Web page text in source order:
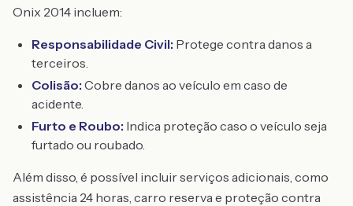
Onix 2014 incluem:
Responsabilidade Civil: Protege contra danos a
terceiros.
Colisão: Cobre danos ao veículo em caso de
acidente.
Furto e Roubo: Indica proteção caso o veículo seja
furtado ou roubado.
Além disso, é possível incluir serviços adicionais, como
assistência 24 horas, carro reserva e proteção contra